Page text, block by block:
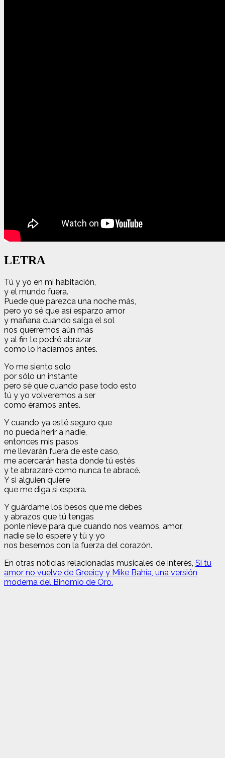
LETRA
Tú y yo en mi habitación,
y el mundo fuera.
Puede que parezca una noche más,
pero yo sé que así esparzo amor
y mañana cuando salga el sol
nos querremos aún más
y al fin te podré abrazar
como lo hacíamos antes.
Yo me siento solo
por sólo un instante
pero sé que cuando pase todo esto
tú y yo volveremos a ser
como éramos antes.
Y cuando ya esté seguro que
no pueda herir a nadie,
entonces mis pasos
me llevarán fuera de este caso,
me acercarán hasta donde tú estés
y te abrazaré como nunca te abracé.
Y si alguien quiere
que me diga si espera.
Y guárdame los besos que me debes
y abrazos que tú tengas
ponle nieve para que cuando nos veamos, amor,
nadie se lo espere y tú y yo
nos besemos con la fuerza del corazón.
En otras noticias relacionadas musicales de interés, Si tu
amor no vuelve de Greeicy y Mike Bahía, una versión
moderna del Binomio de Oro.